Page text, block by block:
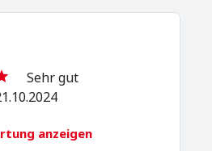
Sehr gut
anzeigen